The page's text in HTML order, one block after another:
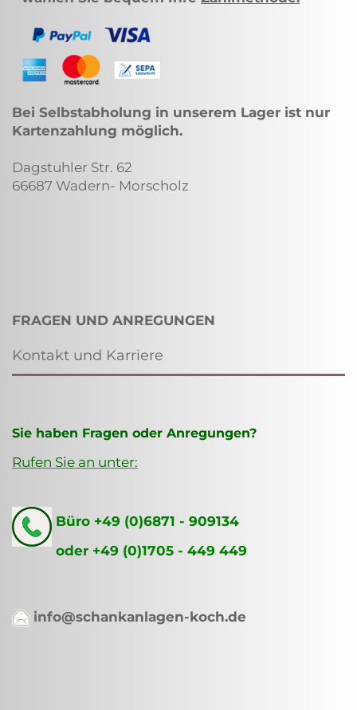
Bei Selbstabholung in unserem Lager ist nur
Kartenzahlung möglich.
Dagstuhler Str. 62
66687 Wadern- Morscholz
FRAGEN UND ANREGUNGEN
Kontakt und Karriere
Sie haben Fragen oder Anregungen?
Rufen Sie an unter:
Büro +49 (0)6871 - 909134
oder +49 (0)1705 - 449 449
info@schankanlagen-koch.de